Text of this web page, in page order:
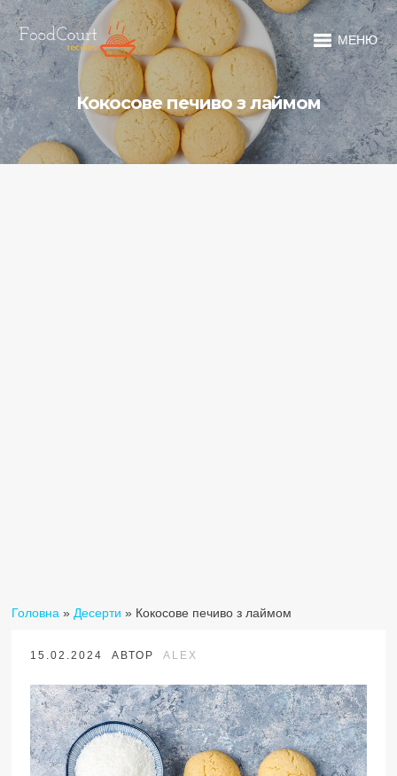
МЕНЮ
Кокосове печиво з лаймом
Головна » Десерти » Кокосове печиво з лаймом
15.02.2024 АВТОР ALEX